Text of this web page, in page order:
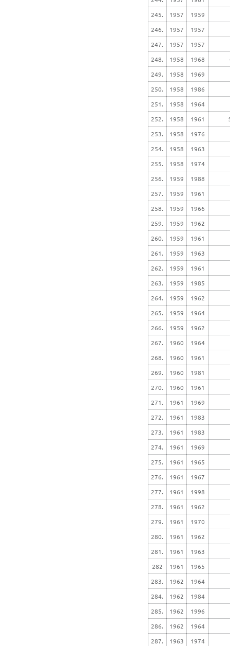
245.
1957
1959
246.
1957
1957
247.
1957
1957
248.
1958 1968
249.
1958
1969
250.
1958
1986
251.
1958
1964
252.
1958 1961
253.
1958
1976
254.
1958
1963
255.
1958
1974
256.
1959
1988
257.
1959
1961
258.
1959
1966
259.
1959
1962
260.
1959
1961
261.
1959
1963
262.
1959
1961
263.
1959
1985
264.
1959
1962
265.
1959
1964
266.
1959
1962
267.
1960
1964
268.
1960
1961
269.
1960
1981
270.
1960 1961
271.
1961
1969
272.
1961
1983
273.
1961
1983
274.
1961
1969
275.
1961 1965
276.
1961
1967
277.
1961
1998
278.
1961
1962
279.
1961
1970
280.
1961
1962
281.
1961
1963
282
1961
1965
283.
1962
1964
284.
1962
1984
285.
1962
1996
286.
1962
1964
287.
1963
1974